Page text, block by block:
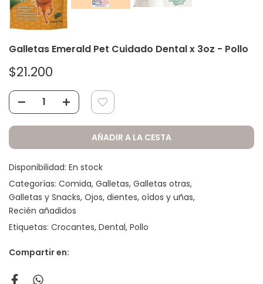
Galletas Emerald Pet Cuidado Dental x 3oz - Pollo
$21.200
AÑADIR A LA CESTA
Disponibilidad: En stock
Categorías: Comida Galletas Galletas otras
Galletas y Snacks Ojos, dientes, oídos y uñas
Recién añadidos
Etiquetas: Crocantes Dental Pollo
Compartir en: